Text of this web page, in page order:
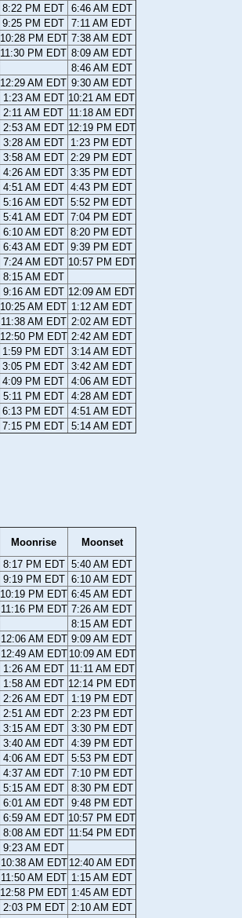
8:22 PM EDT 6:46 AM EDT
9:25 PM EDT 7:11 AM EDT
10:28 PM EDT 7:38 AM EDT
11:30 PM EDT 8:09 AM EDT
8:46 AM EDT
12:29 AM EDT 9:30 AM EDT
1:23 AM EDT 10:21 AM EDT
2:11 AM EDT 11:18 AM EDT
2:53 AM EDT 12:19 PM EDT
3:28 AM EDT
1:23 PM EDT
3:58 AM EDT
2:29 PM EDT
4:26 AM EDT 3:35 PM EDT
4:51 AM EDT 4:43 PM EDT
5:16 AM EDT 5:52 PM EDT
5:41 AM EDT 7:04 PM EDT
6:10 AM EDT 8:20 PM EDT
6:43 AM EDT 9:39 PM EDT
7:24 AM EDT 10:57 PM EDT
8:15 AM EDT
9:16 AM EDT 12:09 AM EDT
10:25 AM EDT 1:12 AM EDT
11:38 AM EDT 2:02 AM EDT
12:50 PM EDT 2:42 AM EDT
1:59 PM EDT 3:14 AM EDT
3:05 PM EDT 3:42 AM EDT
4:09 PM EDT 4:06 AM EDT
5:11 PM EDT
4:28 AM EDT
6:13 PM EDT 4:51 AM EDT
7:15 PM EDT 5:14 AM EDT
Moonrise
Moonset
8:17 PM EDT 5:40 AM EDT
9:19 PM EDT 6:10 AM EDT
10:19 PM EDT 6:45 AM EDT
11:16 PM EDT 7:26 AM EDT
8:15 AM EDT
12:06 AM EDT 9:09 AM EDT
12:49 AM EDT 10:09 AM EDT
1:26 AM EDT 11:11 AM EDT
1:58 AM EDT 12:14 PM EDT
2:26 AM EDT
1:19 PM EDT
2:51 AM EDT 2:23 PM EDT
3:15 AM EDT 3:30 PM EDT
3:40 AM EDT 4:39 PM EDT
4:06 AM EDT 5:53 PM EDT
4:37 AM EDT 7:10 PM EDT
5:15 AM EDT 8:30 PM EDT
6:01 AM EDT 9:48 PM EDT
6:59 AM EDT 10:57 PM EDT
8:08 AM EDT 11:54 PM EDT
9:23 AM EDT
10:38 AM EDT 12:40 AM EDT
11:50 AM EDT 1:15 AM EDT
12:58 PM EDT 1:45 AM EDT
2:03 PM EDT 2:10 AM EDT